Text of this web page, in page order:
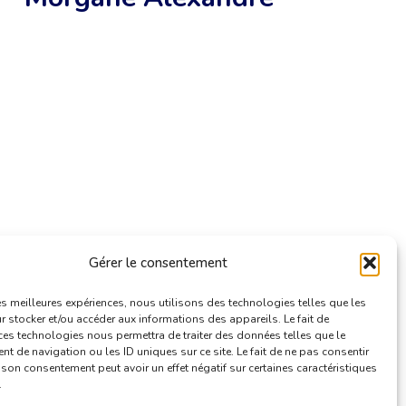
Gérer le consentement
meilleures expériences, nous utilisons des technologies telles que les
stocker et/ou accéder aux informations des appareils. Le fait de
technologies nous permettra de traiter des données telles que le
de navigation ou les ID uniques sur ce site. Le fait de ne pas consentir
consentement peut avoir un effet négatif sur certaines caractéristiques